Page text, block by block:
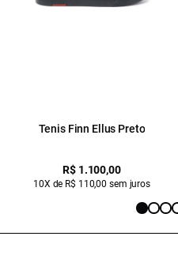
Tenis Finn Ellus Preto
R$ 1.100,00
10X de R$ 110,00 sem juros